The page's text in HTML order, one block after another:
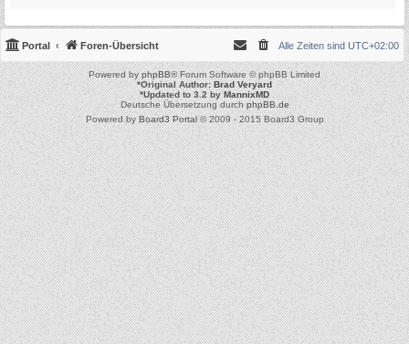
Portal Foren-Übersicht Alle Zeiten sind UTC+02:00
Powered byphpBB® Forum Software © phpBB Limited
*Original Author:Brad Veryard
*Updated to 3.2 byMannixMD
Deutsche Übersetzung durchphpBB.de
Powered byBoard3 Portal© 2009 - 2015 Board3 Group